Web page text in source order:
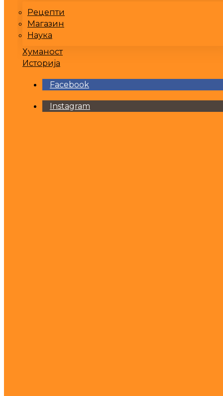
Рецепти
Магазин
Наука
Хуманост
Историја
Facebook
Instagram